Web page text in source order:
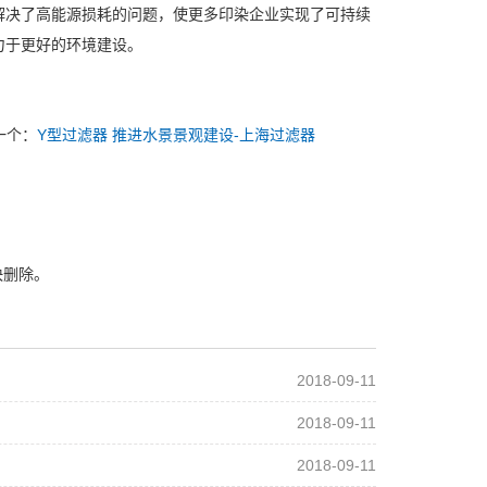
了高能源损耗的问题，使更多印染企业实现了可持续
更好的环境建设。
个：Y型过滤器 推进水景景观建设-上海过滤器
除。
2018-09-11
2018-09-11
2018-09-11